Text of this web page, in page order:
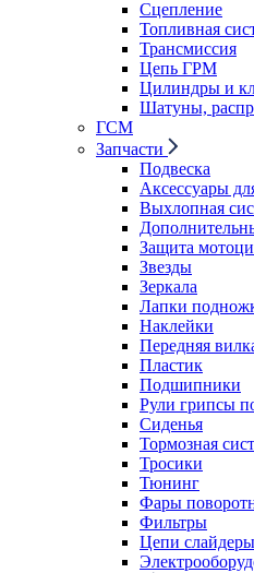
Сцепление
Топливная
Трансмиссия
Цепь ГРМ
Цилиндры и
Шатуны,
ГСМ
Запчасти
Подвеска
Аксессуары
Выхлопная
Защита
Звезды
Зеркала
Лапки
Наклейки
Передняя
Пластик
Подшипники
Рули грипсы
Сиденья
Тормозная
Тросики
Тюнинг
Фары
Фильтры
Цепи